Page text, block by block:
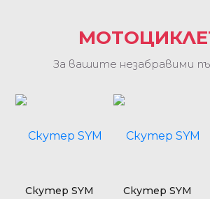
За вашите незабравими
Скутер SYM
Скутер SYM